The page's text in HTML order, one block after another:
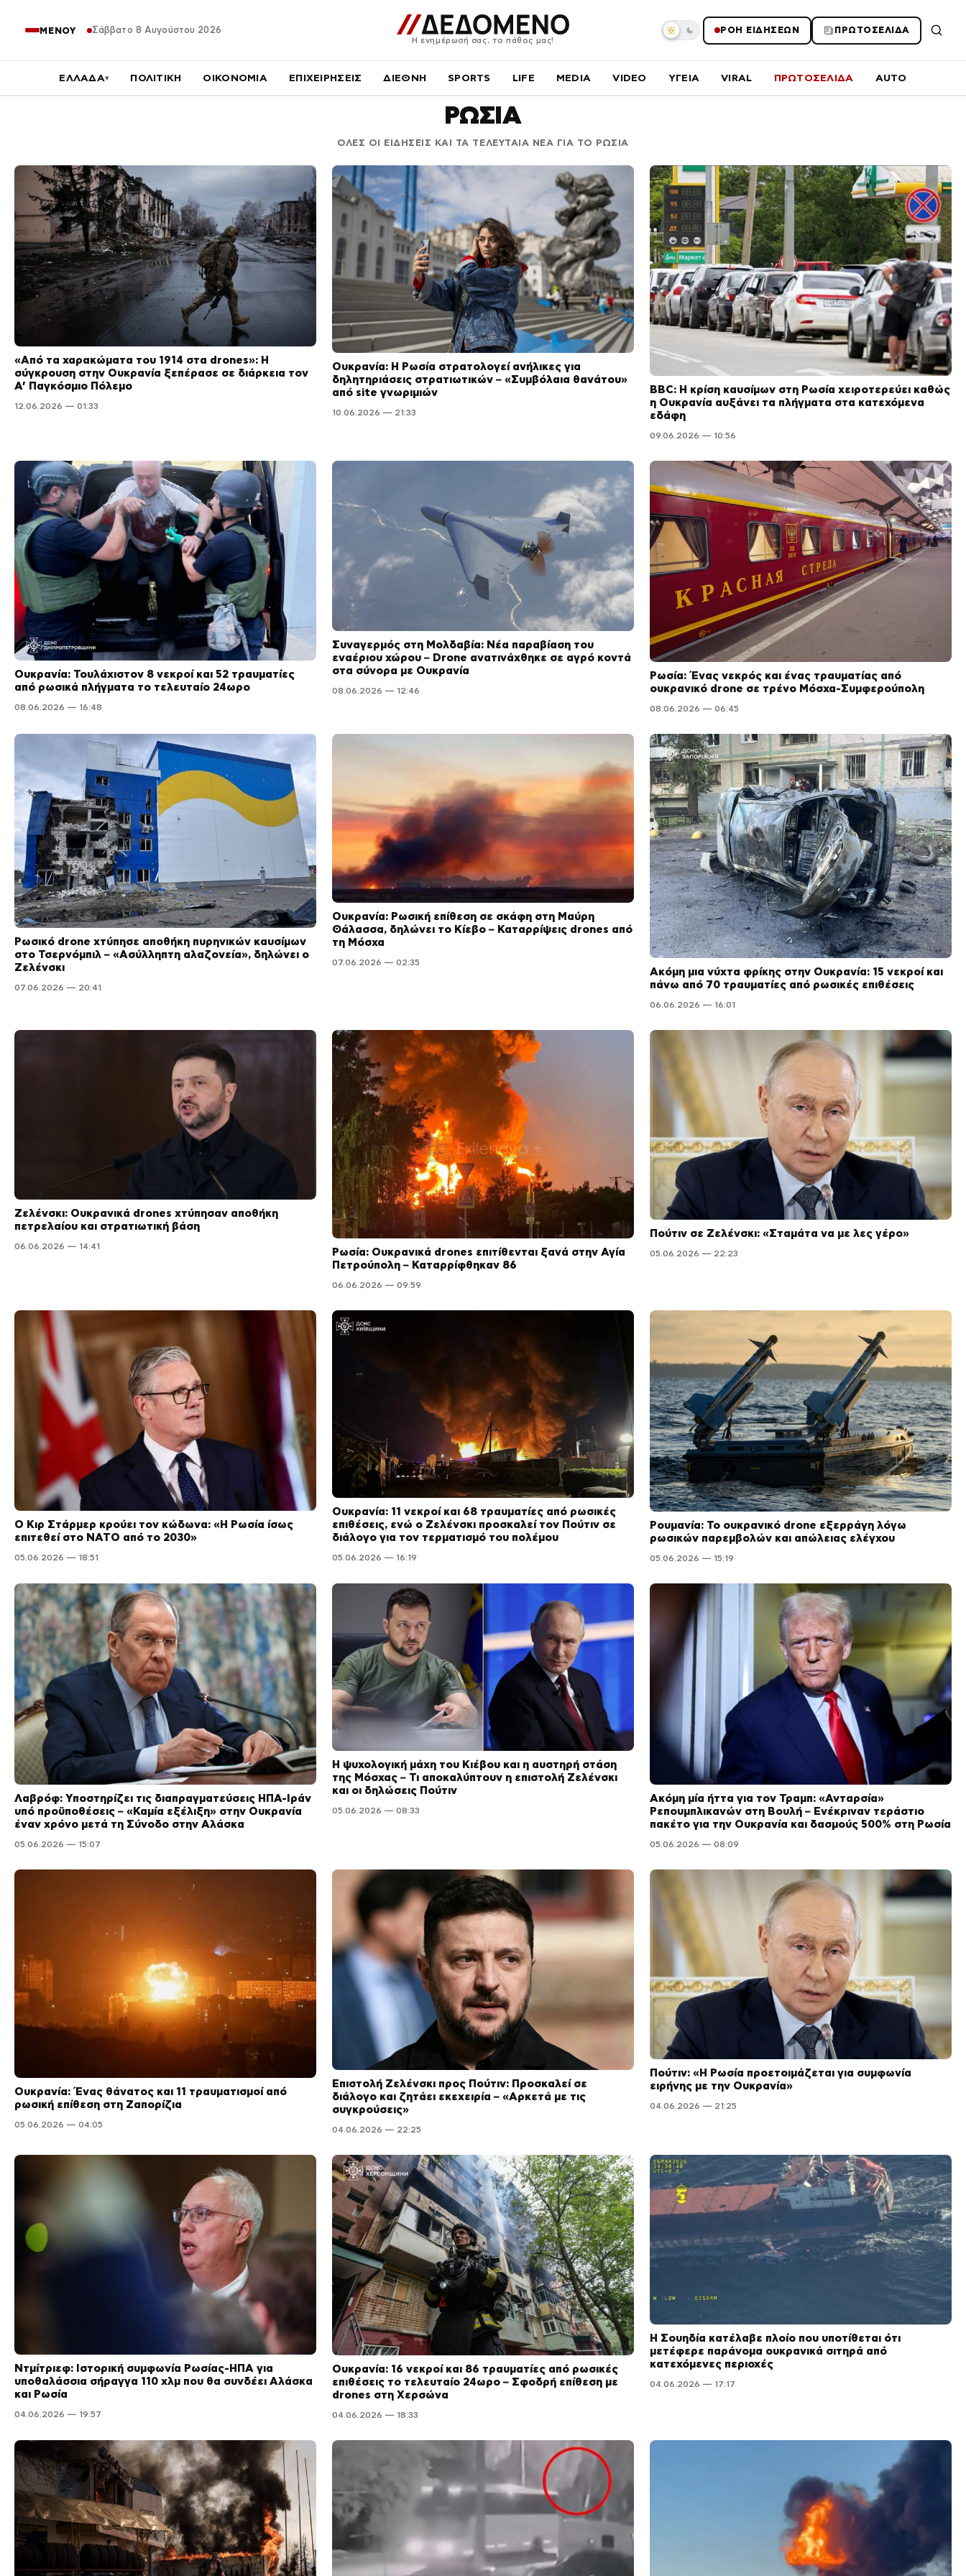
ΜΕΝΟΥ Σάββατο 8 Αυγούστου 2026
Η ενημέρωσή σας, το πάθος μας!
ΡΟΗ ΕΙΔΗΣΕΩΝ ΠΡΩΤΟΣΕΛΙΔΑ
ΕΛΛΑΔΑ▾ ΠΟΛΙΤΙΚΗ ΟΙΚΟΝΟΜΙΑ ΕΠΙΧΕΙΡΗΣΕΙΣ ΔΙΕΘΝΗ SPORTS LIFE MEDIA VIDEO ΥΓΕΙΑ VIRAL ΠΡΩΤΟΣΕΛΙΔΑ AUTO
ΡΩΣΙΑ
ΟΛΕΣ ΟΙ ΕΙΔΗΣΕΙΣ ΚΑΙ ΤΑ ΤΕΛΕΥΤΑΙΑ ΝΕΑ ΓΙΑ ΤΟ ΡΩΣΙΑ
«Από τα χαρακώματα του 1914 στα drones»: Η
σύγκρουση στην Ουκρανία ξεπέρασε σε διάρκεια τον
Α’ Παγκόσμιο Πόλεμο
12.06.2026 — 01:33
Ουκρανία: Η Ρωσία στρατολογεί ανήλικες για
δηλητηριάσεις στρατιωτικών – «Συμβόλαια θανάτου»
από site γνωριμιών
10.06.2026 — 21:33
BBC: Η κρίση καυσίμων στη Ρωσία χειροτερεύει καθώς
η Ουκρανία αυξάνει τα πλήγματα στα κατεχόμενα
εδάφη
09.06.2026 — 10:56
Ουκρανία: Τουλάχιστον 8 νεκροί και 52 τραυματίες
από ρωσικά πλήγματα το τελευταίο 24ωρο
08.06.2026 — 16:48
Συναγερμός στη Μολδαβία: Νέα παραβίαση του
εναέριου χώρου – Drone ανατινάχθηκε σε αγρό κοντά
στα σύνορα με Ουκρανία
08.06.2026 — 12:46
Ρωσία: Ένας νεκρός και ένας τραυματίας από
ουκρανικό drone σε τρένο Μόσχα-Συμφερούπολη
08.06.2026 — 06:45
Ρωσικό drone χτύπησε αποθήκη πυρηνικών καυσίμων
στο Τσερνόμπιλ – «Ασύλληπτη αλαζονεία», δηλώνει ο
Ζελένσκι
07.06.2026 — 20:41
Ουκρανία: Ρωσική επίθεση σε σκάφη στη Μαύρη
Θάλασσα, δηλώνει το Κίεβο – Καταρρίψεις drones από
τη Μόσχα
07.06.2026 — 02:35
Ακόμη μια νύχτα φρίκης στην Ουκρανία: 15 νεκροί και
πάνω από 70 τραυματίες από ρωσικές επιθέσεις
06.06.2026 — 16:01
Ζελένσκι: Ουκρανικά drones χτύπησαν αποθήκη
πετρελαίου και στρατιωτική βάση
06.06.2026 — 14:41
Ρωσία: Ουκρανικά drones επιτίθενται ξανά στην Αγία
Πετρούπολη – Καταρρίφθηκαν 86
06.06.2026 — 09:59
Πούτιν σε Ζελένσκι: «Σταμάτα να με λες γέρο»
05.06.2026 — 22:23
Ο Κιρ Στάρμερ κρούει τον κώδωνα: «Η Ρωσία ίσως
επιτεθεί στο ΝΑΤΟ από το 2030»
05.06.2026 — 18:51
Ουκρανία: 11 νεκροί και 68 τραυματίες από ρωσικές
επιθέσεις, ενώ ο Ζελένσκι προσκαλεί τον Πούτιν σε
διάλογο για τον τερματισμό του πολέμου
05.06.2026 — 16:19
Ρουμανία: Το ουκρανικό drone εξερράγη λόγω
ρωσικών παρεμβολών και απώλειας ελέγχου
05.06.2026 — 15:19
Λαβρόφ: Υποστηρίζει τις διαπραγματεύσεις ΗΠΑ-Ιράν
υπό προϋποθέσεις – «Καμία εξέλιξη» στην Ουκρανία
έναν χρόνο μετά τη Σύνοδο στην Αλάσκα
05.06.2026 — 15:07
Η ψυχολογική μάχη του Κιέβου και η αυστηρή στάση
της Μόσχας – Τι αποκαλύπτουν η επιστολή Ζελένσκι
και οι δηλώσεις Πούτιν
05.06.2026 — 08:33
Ακόμη μία ήττα για τον Τραμπ: «Ανταρσία»
Ρεπουμπλικανών στη Βουλή – Ενέκριναν τεράστιο
πακέτο για την Ουκρανία και δασμούς 500% στη Ρωσία
05.06.2026 — 08:09
Ουκρανία: Ένας θάνατος και 11 τραυματισμοί από
ρωσική επίθεση στη Ζαπορίζια
05.06.2026 — 04:05
Επιστολή Ζελένσκι προς Πούτιν: Προσκαλεί σε
διάλογο και ζητάει εκεχειρία – «Αρκετά με τις
συγκρούσεις»
04.06.2026 — 22:25
Πούτιν: «Η Ρωσία προετοιμάζεται για συμφωνία
ειρήνης με την Ουκρανία»
04.06.2026 — 21:25
Ντμίτριεφ: Ιστορική συμφωνία Ρωσίας-ΗΠΑ για
υποθαλάσσια σήραγγα 110 χλμ που θα συνδέει Αλάσκα
και Ρωσία
04.06.2026 — 19:57
Ουκρανία: 16 νεκροί και 86 τραυματίες από ρωσικές
επιθέσεις το τελευταίο 24ωρο – Σφοδρή επίθεση με
drones στη Χερσώνα
04.06.2026 — 18:33
Η Σουηδία κατέλαβε πλοίο που υποτίθεται ότι
μετέφερε παράνομα ουκρανικά σιτηρά από
κατεχόμενες περιοχές
04.06.2026 — 17:17